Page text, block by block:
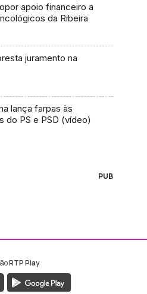
apoio financeiro a
da Ribeira
juramento na
lança farpas às
do PS e PSD (vídeo)
PUB
RTP Play